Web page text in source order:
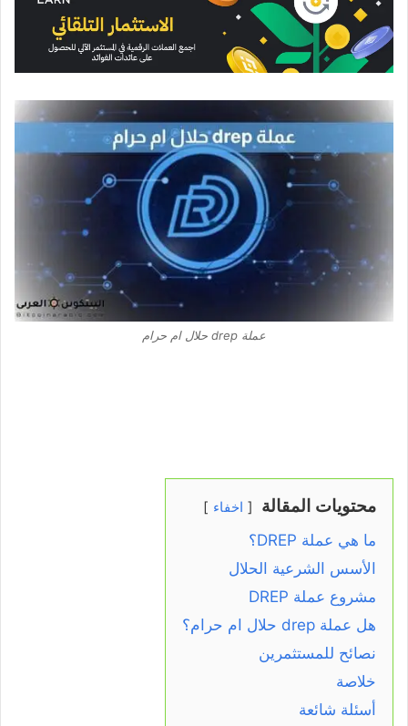
عملة drep حلال ام حرام
محتويات المقالة اخفاء
ما هي عملة DREP؟
الأسس الشرعية الحلال
مشروع عملة DREP
هل عملة drep حلال ام حرام؟
نصائح للمستثمرين
خلاصة
أسئلة شائعة